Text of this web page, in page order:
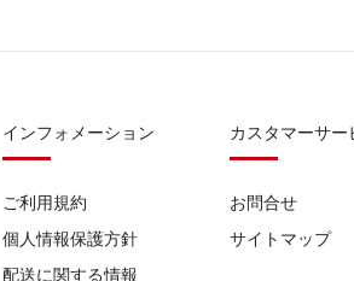
インフォメーション
ご利用規約
個人情報保護方針
配送に関する情報
カスタマーサー
お問合せ
サイトマップ